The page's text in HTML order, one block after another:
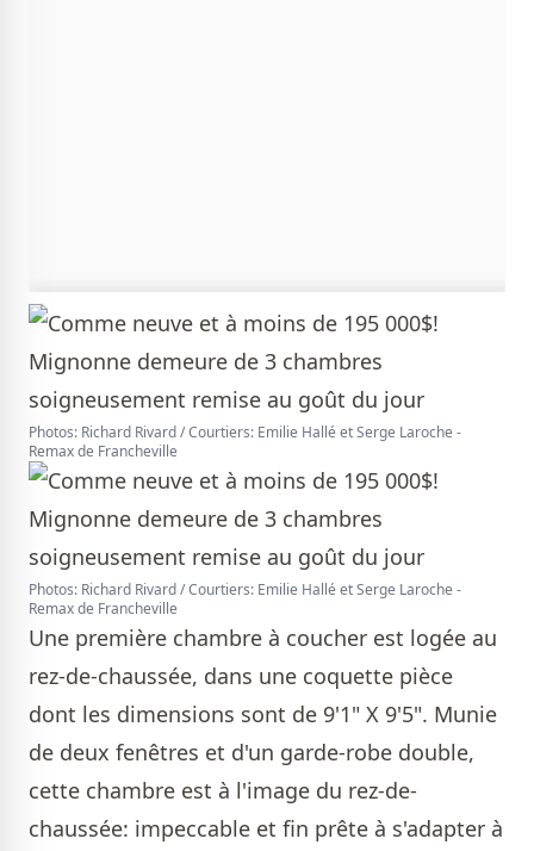
Photos: Richard Rivard / Courtiers: Emilie Hallé et Serge Laroche -
Remax de Francheville
Photos: Richard Rivard / Courtiers: Emilie Hallé et Serge Laroche -
Remax de Francheville
Une première chambre à coucher est logée au
rez-de-chaussée, dans une coquette pièce
dont les dimensions sont de 9'1" X 9'5". Munie
de deux fenêtres et d'un garde-robe double,
cette chambre est à l'image du rez-de-
chaussée: impeccable et fin prête à s'adapter à